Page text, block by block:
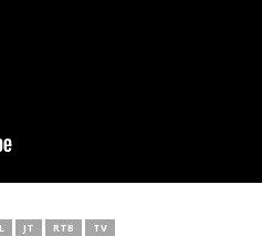
JT RTB TV